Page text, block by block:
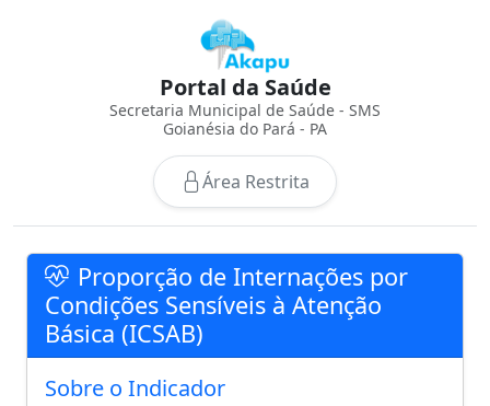
Portal da Saúde
Secretaria Municipal de Saúde - SMS
Goianésia do Pará - PA
Área Restrita
Proporção de Internações por
Condições Sensíveis à Atenção
Básica (ICSAB)
Sobre o Indicador